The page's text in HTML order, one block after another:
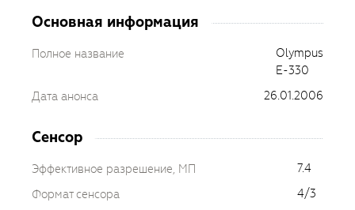
Основная информация
Полное название
Olympus
E-330
Дата анонса
26.01.2006
Сенсор
Эффективное разрешение, МП
7.4
Формат сенсора
4/3